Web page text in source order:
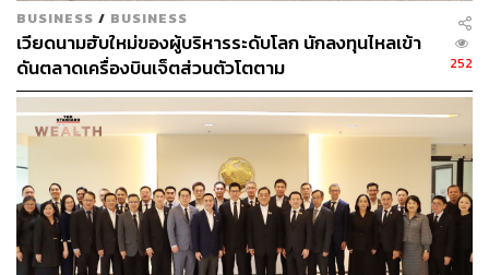
BUSINESS / BUSINESS
เวียดนามฮับใหม่ของผู้บริหารระดับโลก นักลงทุนไหลเข้า
ดันตลาดเครื่องบินเจ็ตส่วนตัวโตตาม
252